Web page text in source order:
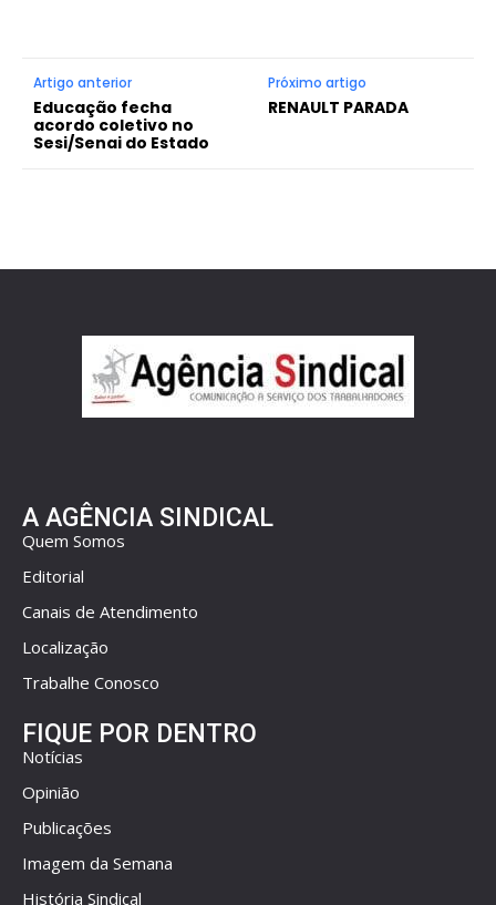
Artigo anterior
Educação fecha
acordo coletivo no
Sesi/Senai do Estado
Próximo artigo
RENAULT PARADA
A AGÊNCIA SINDICAL
Quem Somos
Editorial
Canais de Atendimento
Localização
Trabalhe Conosco
FIQUE POR DENTRO
Notícias
Opinião
Publicações
Imagem da Semana
História Sindical